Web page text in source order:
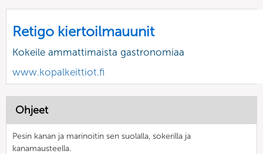
Retigo kiertoilmauunit
Kokeile ammattimaista gastronomiaa
www.kopalkeittiot.fi
Ohjeet
Pesin kanan ja marinoitin sen suolalla, sokerilla ja
kanamausteella.